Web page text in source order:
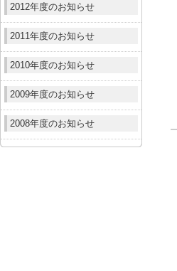
2012年度のお知らせ
2011年度のお知らせ
2010年度のお知らせ
2009年度のお知らせ
2008年度のお知らせ